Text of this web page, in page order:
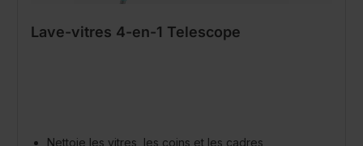
Lave-vitres 4-en-1 Telescope
Nettoie les vitres, les coins et les cadres